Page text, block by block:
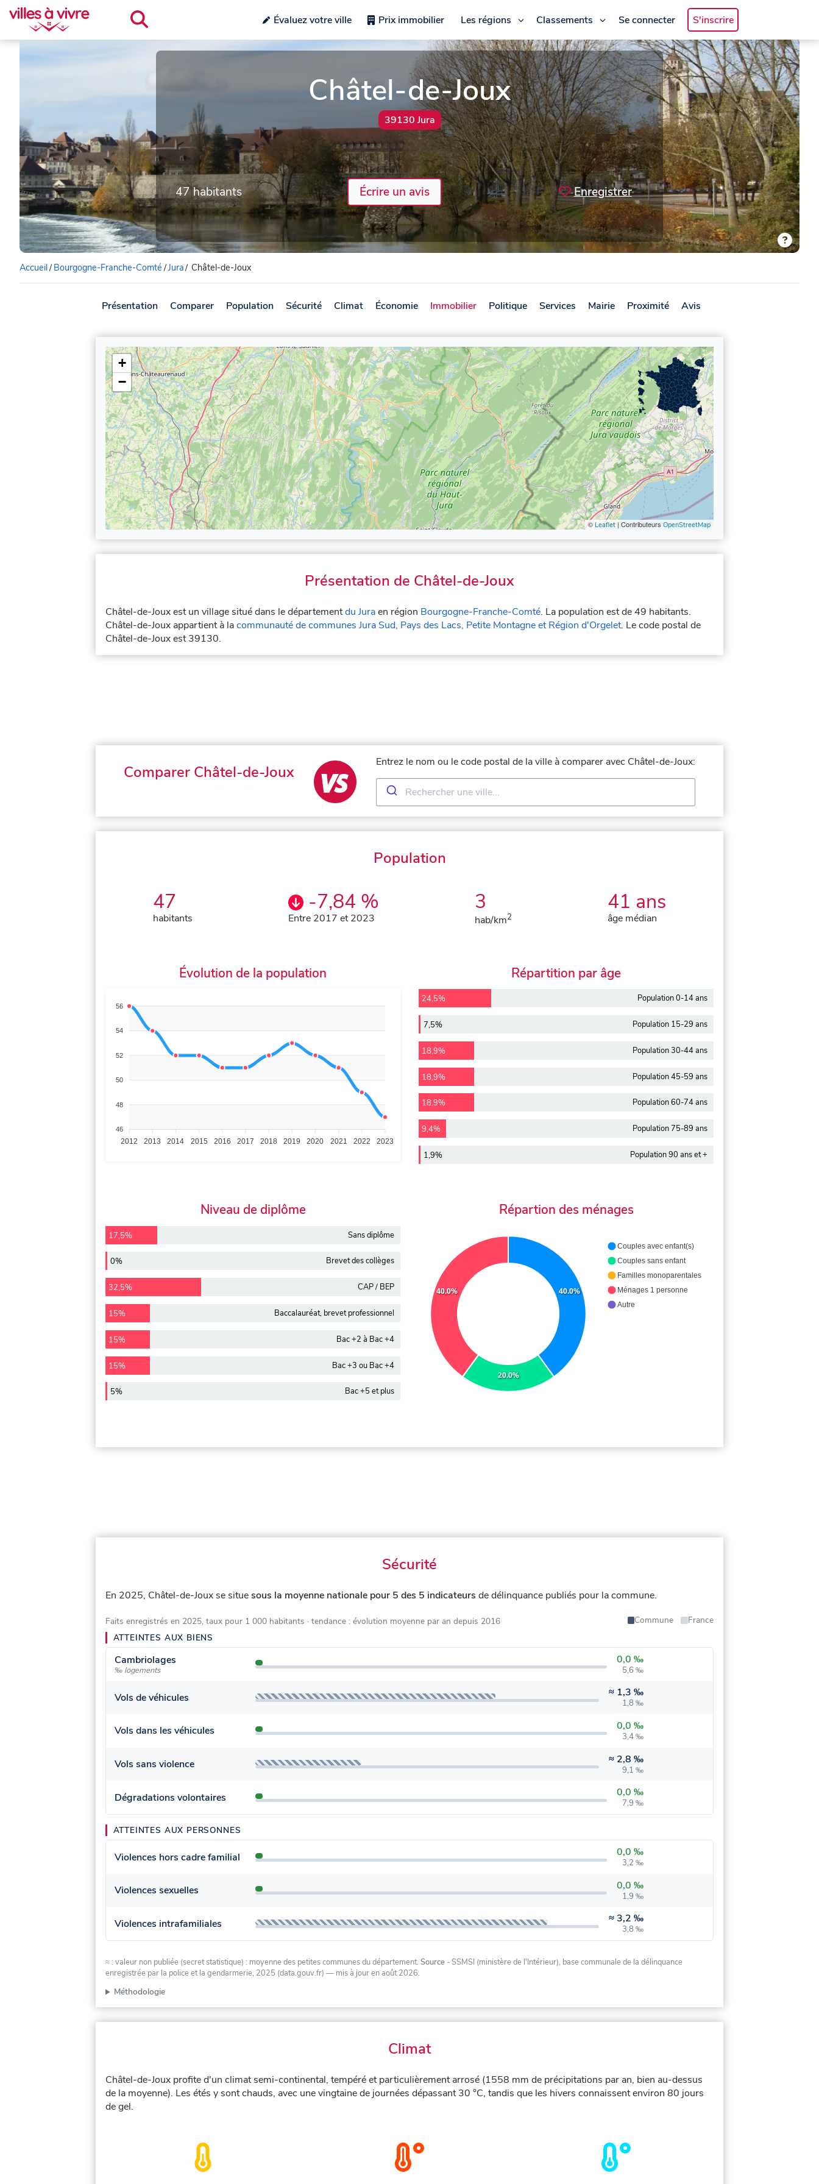
Évaluez votre ville Prix immobilier Les régions Classements Se connecter S'inscrire
Châtel-de-Joux
39130 Jura
47 habitants Écrire un avis Enregistrer
Accueil/ Bourgogne-Franche-Comté/Jura/ Châtel-de-Joux
Présentation Comparer Population Sécurité Climat Économie Immobilier Politique Services Mairie Proximité Avis
+
−
© Leaflet | Contributeurs OpenStreetMap
Présentation de Châtel-de-Joux
Châtel-de-Joux est un village situé dans le départementdu Juraen région Bourgogne-Franche-Comté. La population est de 49 habitants.
Châtel-de-Joux appartient à lacommunauté de communes Jura Sud, Pays des Lacs, Petite Montagne et Région d'Orgelet. Le code postal de
Châtel-de-Joux est 39130.
Comparer Châtel-de-Joux
Entrez le nom ou le code postal de la ville à comparer avec Châtel-de-Joux:
Population
47
habitants
-7,84 %
Entre 2017 et 2023
3
hab/km2
41 ans
âge médian
Évolution de la population
56
54
52
50
48
46
2012 2013 2014 2015 2016 2017 2018 2019 2020 2021 2022 2023
Répartition par âge
24,5% Population 0-14 ans
7,5% Population 15-29 ans
18,9% Population 30-44 ans
18,9% Population 45-59 ans
18,9% Population 60-74 ans
9,4% Population 75-89 ans
1,9% Population 90 ans et +
Niveau de diplôme
17,5% Sans diplôme
0% Brevet des collèges
32,5% CAP / BEP
15% Baccalauréat, brevet professionnel
15% Bac +2 à Bac +4
15% Bac +3 ou Bac +4
5% Bac +5 et plus
Répartion des ménages
40.0%
20.0%
40.0%
Couples avec enfant(s)
Couples sans enfant
Familles monoparentales
Ménages 1 personne
Autre
Sécurité
En 2025, Châtel-de-Joux se situesous la moyenne nationale pour 5 des 5 indicateurs de délinquance publiés pour la commune.
Faits enregistrés en 2025, taux pour 1 000 habitants · tendance : évolution moyenne par an depuis 2016 Commune
France
ATTEINTES AUX BIENS
Cambriolages
‰ logements
0,0 ‰
5,6 ‰
Vols de véhicules ≈ 1,3 ‰
1,8 ‰
Vols dans les véhicules 0,0 ‰
3,4 ‰
Vols sans violence ≈ 2,8 ‰
9,1 ‰
Dégradations volontaires 0,0 ‰
7,9 ‰
ATTEINTES AUX PERSONNES
Violences hors cadre familial 0,0 ‰
3,2 ‰
Violences sexuelles 0,0 ‰
1,9 ‰
Violences intrafamiliales ≈ 3,2 ‰
3,8 ‰
≈ : valeur non publiée (secret statistique) : moyenne des petites communes du département. Source - SSMSI (ministère de l'Intérieur), base communale de la délinquance
enregistrée par la police et la gendarmerie, 2025 (data.gouv.fr) — mis à jour en août 2026.
Méthodologie
Climat
Châtel-de-Joux profite d'un climat semi-continental, tempéré et particulièrement arrosé (1558 mm de précipitations par an, bien au-dessus
de la moyenne). Les étés y sont chauds, avec une vingtaine de journées dépassant 30 °C, tandis que les hivers connaissent environ 80 jours
de gel.